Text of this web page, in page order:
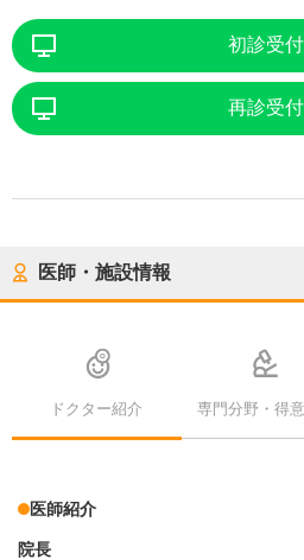
初診受付
再診受付
医師・施設情報
ドクター紹介 専門分野・得
医師紹介
院長